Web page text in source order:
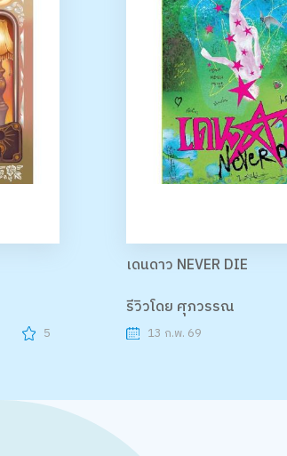
5
เดนดาว NEVER DIE
รีวิวโดย ศุภวรรณ
13 ก.พ. 69